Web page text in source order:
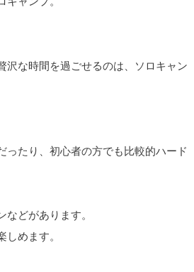
沢な時間を過ごせるのは、ソロキャン
たり、初心者の方でも比較的ハード
どがあります。
めます。